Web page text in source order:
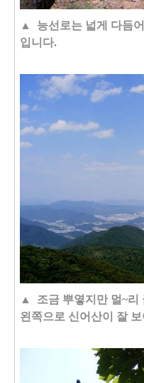
▲ 능선로는 넓게 다듬
입니다.
▲ 조금 뿌옇지만 멀~리
왼쪽으로 신어산이 잘